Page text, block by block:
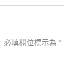
必填欄位標示為 *